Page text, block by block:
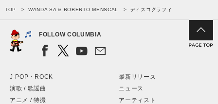
TOP WANDA SA & ROBERTO MENSCAL ディスコグラフィ
FOLLOW COLUMBIA
J-POP・ROCK
演歌 / 歌謡曲
アニメ / 特撮
最新リリース
ニュース
アーティスト